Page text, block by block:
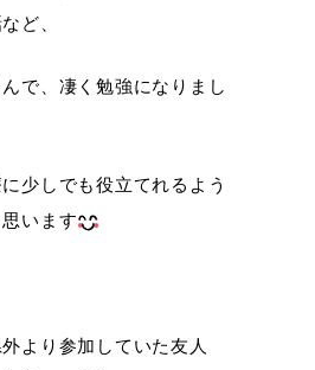
ど、
で、凄く勉強になりまし
少しでも役立てれるよう
います
より参加していた友人